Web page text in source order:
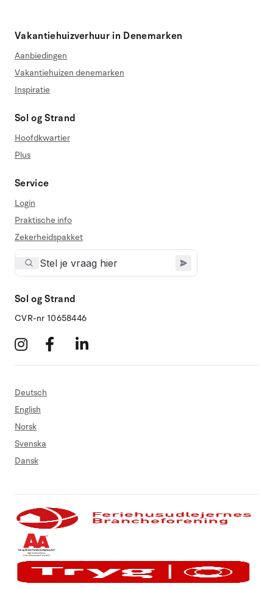
Vakantiehuizverhuur in Denemarken
Aanbiedingen
Vakantiehuizen denemarken
Inspiratie
Sol og Strand
Hoofdkwartier
Plus
Service
Login
Praktische info
Zekerheidspakket
Sol og Strand
CVR-nr 10658446
Deutsch
English
Norsk
Svenska
Dansk